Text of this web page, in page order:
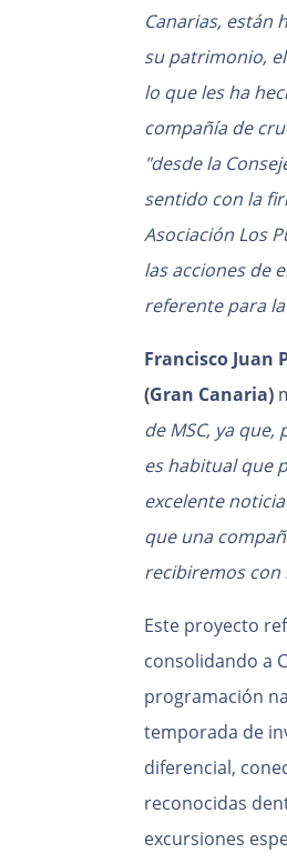
Canarias, están
su patrimonio,
lo que les ha
compañía de
"desde la
sentido con la
Asociación Los
las acciones de
referente para
Francisco Juan
(Gran Canaria)
de MSC, ya
es habitual que
excelente
que una
recibiremos con
Este proyecto
consolidando a
programación
temporada de
diferencial,
reconocidas
excursiones